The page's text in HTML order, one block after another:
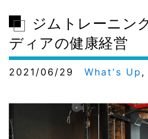
ジムトレーニン
ディアの健康経営
2021/06/29 What's Up ,